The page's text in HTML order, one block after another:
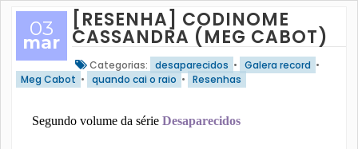
03
mar
[RESENHA] CODINOME
CASSANDRA (MEG CABOT)
Categorias: desaparecidos • Galera record •
Meg Cabot • quando cai o raio • Resenhas
Segundo volume da série Desaparecidos